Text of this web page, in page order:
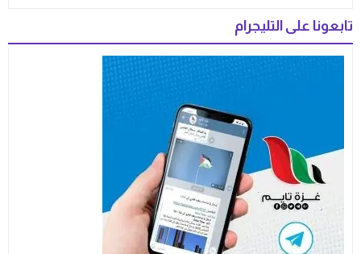
تابعونا على التليجرام